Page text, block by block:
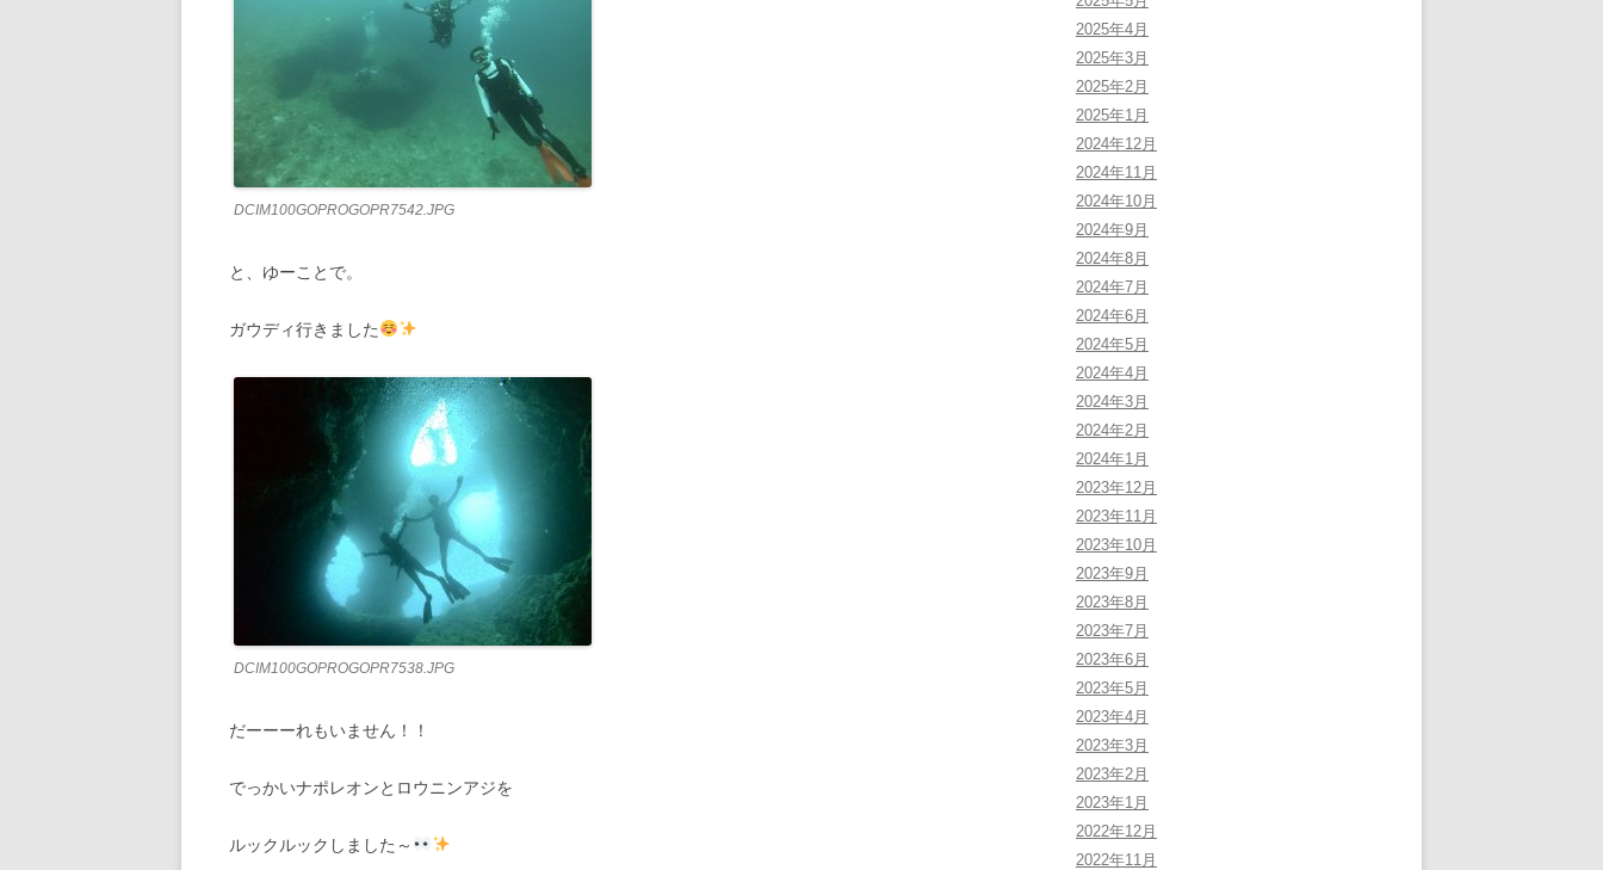
DCIM100GOPROGOPR7542.JPG
と、ゆーことで。
ガウディ行きました
DCIM100GOPROGOPR7538.JPG
だーーーれもいません！！
でっかいナポレオンとロウニンアジを
ルックルックしました～
2025年4月
2025年3月
2025年2月
2025年1月
2024年12月
2024年11月
2024年10月
2024年9月
2024年8月
2024年7月
2024年6月
2024年5月
2024年4月
2024年3月
2024年2月
2024年1月
2023年12月
2023年11月
2023年10月
2023年9月
2023年8月
2023年7月
2023年6月
2023年5月
2023年4月
2023年3月
2023年2月
2023年1月
2022年12月
2022年11月